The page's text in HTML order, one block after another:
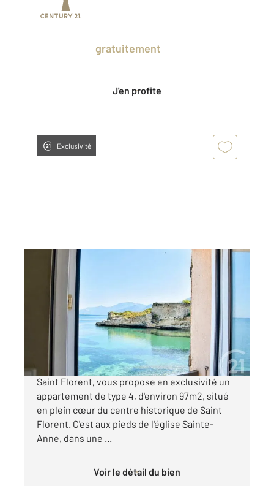
gratuitement
J'en profite
Exclusivité
ST FLORENT 202
97,19 m
2
, 4 pièces
Ref : 604
Appartement à vendre
695 000 €
Votre agence Century21 Dary Immobilier à
Saint Florent, vous propose en exclusivité un
appartement de type 4, d'environ 97m2, situé
en plein cœur du centre historique de Saint
Florent. C'est aux pieds de l'église Sainte-
Anne, dans une ...
Voir le détail du bien